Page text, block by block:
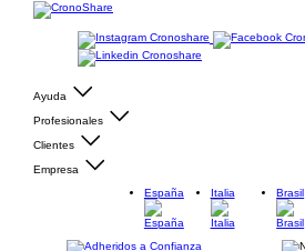
Ayuda
Profesionales
Clientes
Empresa
España
Italia Brasil